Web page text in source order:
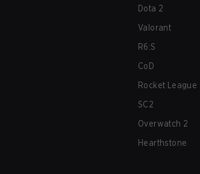
Dota 2
Valorant
R6:S
CoD
Rocket League
SC2
Overwatch 2
Hearthstone